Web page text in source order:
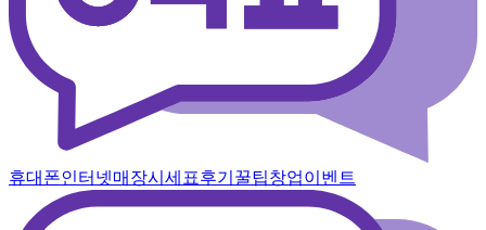
휴대폰인터넷매장시세표후기 꿀팁창업이벤트